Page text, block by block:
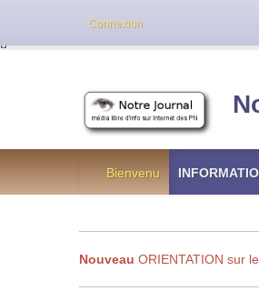
Bienvenu
Nouveau ORIENTATION sur
Connexion
Cette version de